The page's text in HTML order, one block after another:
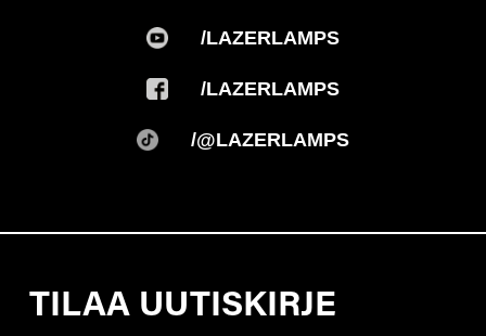
/LAZERLAMPS
/LAZERLAMPS
/@LAZERLAMPS
TILAA UUTISKIRJE